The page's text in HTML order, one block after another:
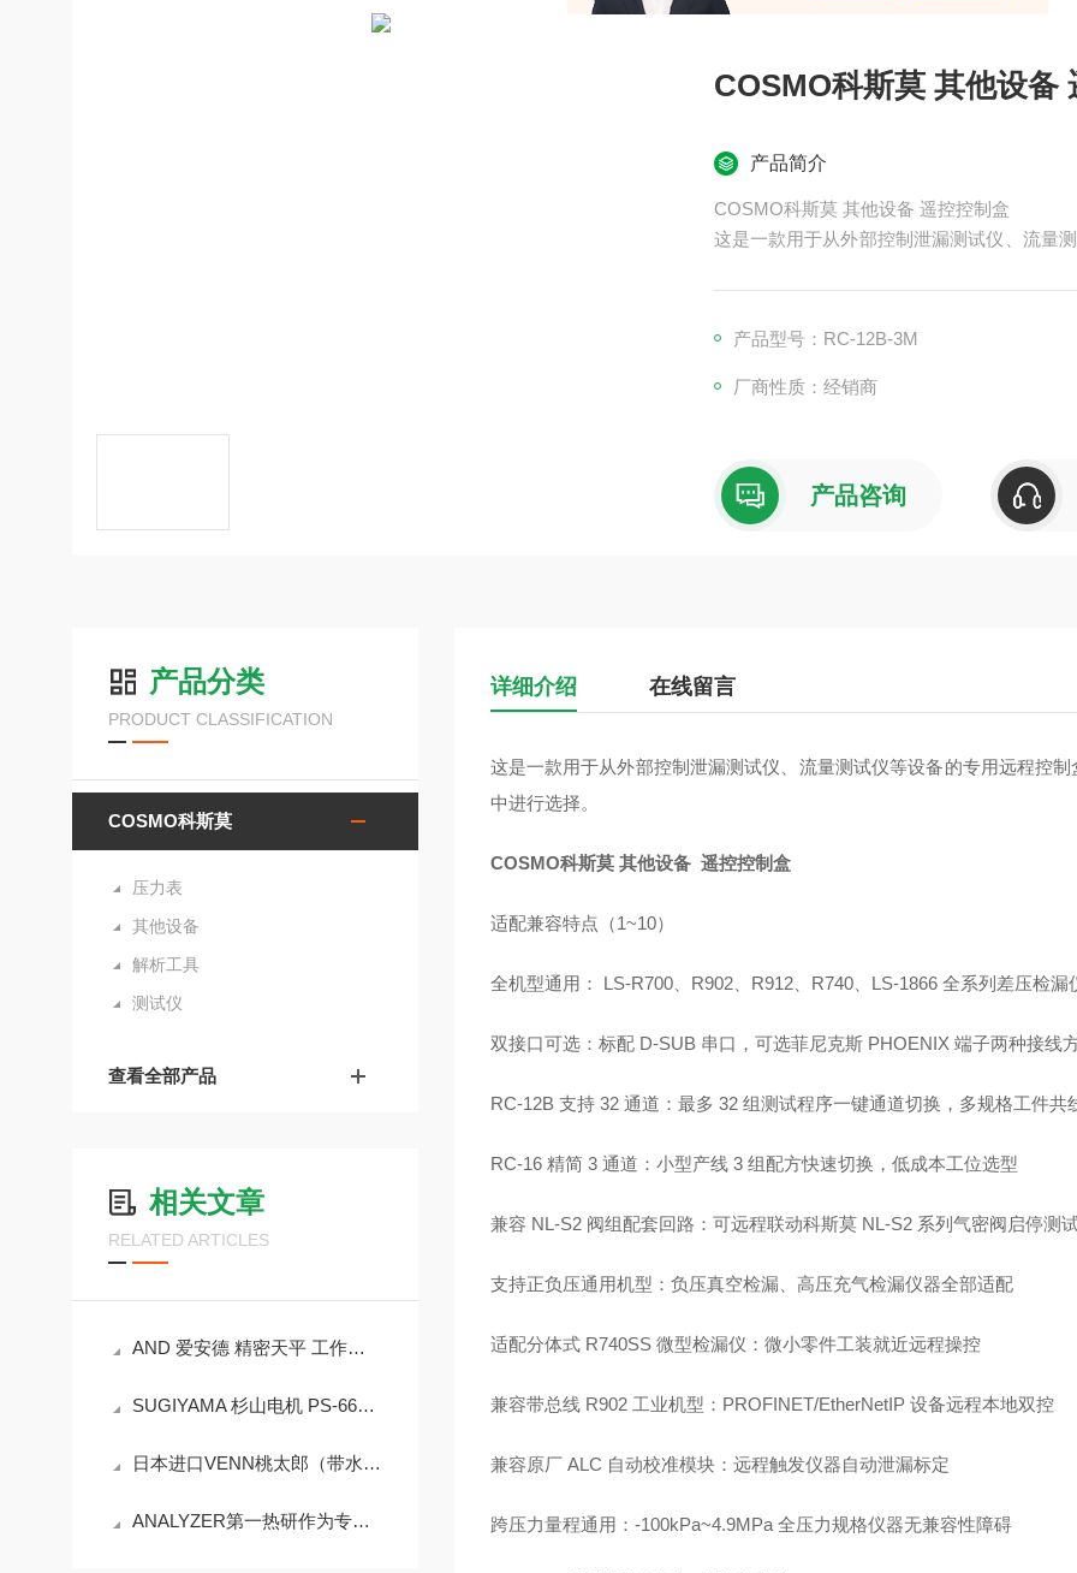
产品简介
COSMO科斯莫 其他设备 遥控控制盒
这是一款用于从外部控制泄漏测试仪、流量
产品型号：RC-12B-3M
厂商性质：经销商
产品咨询
产品分类
PRODUCT CLASSIFICATION
COSMO科斯莫
压力表
其他设备
解析工具
测试仪
查看全部产品
相关文章
RELATED ARTICLES
AND 爱安德 精密天平 工作原理详细解析
SUGIYAMA 杉山电机 PS-662 检测装置多模式检测、高速响应、高可靠
日本进口VENN桃太郎（带水一般用途调节机构）LP9HN-F40恒水位阀
ANALYZER第一热研作为专为高温气体设计的传感器TB-II.G
详细介绍 在线留言
这是一款用于从外部控制泄漏测试仪、流量测试仪等设备的专用远程控
中进行选择。
COSMO科斯莫 其他设备 遥控控制盒
适配兼容特点（1~10）
全机型通用： LS-R700、R902、R912、R740、LS-1866 全系列差压检漏
双接口可选：标配 D-SUB 串口，可选菲尼克斯 PHOENIX 端子两种接线
RC-12B 支持 32 通道：最多 32 组测试程序一键通道切换，多规格工件共
RC-16 精简 3 通道：小型产线 3 组配方快速切换，低成本工位选型
兼容 NL-S2 阀组配套回路：可远程联动科斯莫 NL-S2 系列气密阀启停测
支持正负压通用机型：负压真空检漏、高压充气检漏仪器全部适配
适配分体式 R740SS 微型检漏仪：微小零件工装就近远程操控
兼容带总线 R902 工业机型：PROFINET/EtherNetIP 设备远程本地双控
兼容原厂 ALC 自动校准模块：远程触发仪器自动泄漏标定
跨压力量程通用：-100kPa~4.9MPa 全压力规格仪器无兼容性障碍